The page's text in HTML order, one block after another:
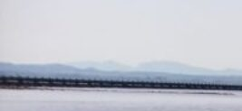
innehåll